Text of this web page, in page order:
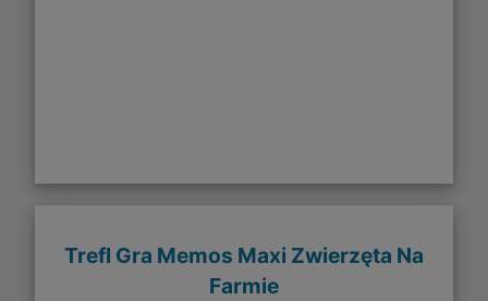
Trefl Gra Memos Maxi Zwierzęta Na
Farmie